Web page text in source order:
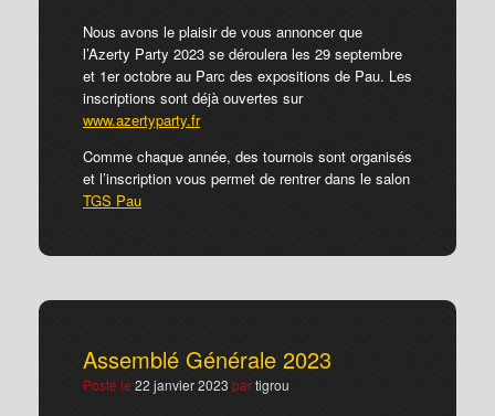
Nous avons le plaisir de vous annoncer que
l’Azerty Party 2023 se déroulera les 29 septembre
et 1er octobre au Parc des expositions de Pau. Les
inscriptions sont déjà ouvertes sur
www.azertyparty.fr
Comme chaque année, des tournois sont organisés
et l’inscription vous permet de rentrer dans le salon
TGS Pau
Assemblé Générale 2023
Posté le 22 janvier 2023 partigrou